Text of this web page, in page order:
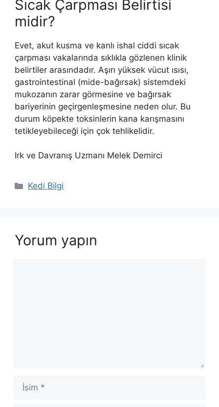
Sıcak Çarpması Belirtisi
midir?
Evet, akut kusma ve kanlı ishal ciddi sıcak
çarpması vakalarında sıklıkla gözlenen klinik
belirtiler arasındadır. Aşırı yüksek vücut ısısı,
gastrointestinal (mide-bağırsak) sistemdeki
mukozanın zarar görmesine ve bağırsak
bariyerinin geçirgenleşmesine neden olur. Bu
durum köpekte toksinlerin kana karışmasını
tetikleyebileceği için çok tehlikelidir.
Irk ve Davranış Uzmanı Melek Demirci
Kategoriler
Kedi Bilgi
Yorum yapın
İsim